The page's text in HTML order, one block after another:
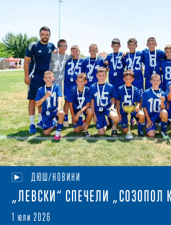
ДЮШ/НОВИНИ
„ЛЕВСКИ“ СПЕЧЕЛИ „СОЗОПОЛ
1 юли 2026